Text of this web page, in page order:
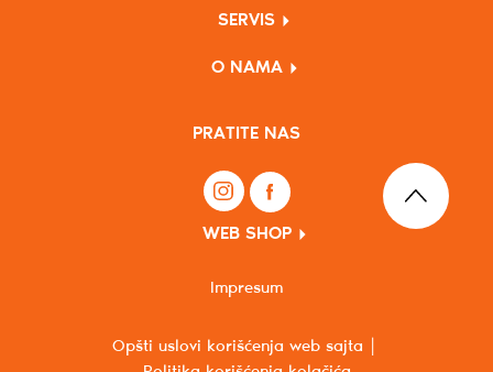
SERVIS
O NAMA
PRATITE NAS
WEB SHOP
Opšti uslovi korišćenja web sajta
Impresum